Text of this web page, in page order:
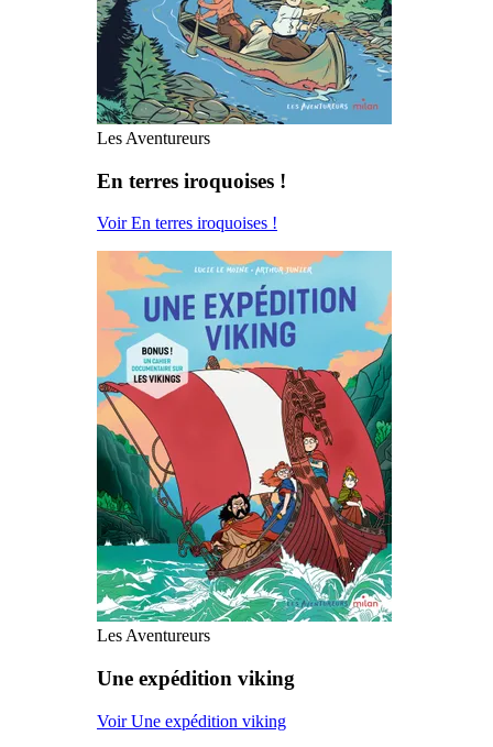
Les Aventureurs
En terres iroquoises !
Voir En terres iroquoises !
Les Aventureurs
Une expédition viking
Voir Une expédition viking